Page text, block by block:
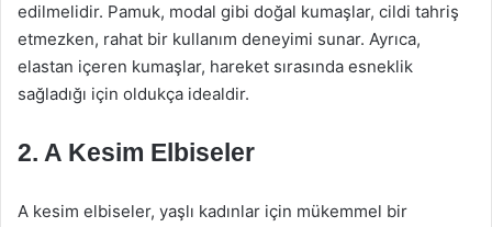
edilmelidir. Pamuk, modal gibi doğal kumaşlar, cildi tahriş
etmezken, rahat bir kullanım deneyimi sunar. Ayrıca,
elastan içeren kumaşlar, hareket sırasında esneklik
sağladığı için oldukça idealdir.
2. A Kesim Elbiseler
A kesim elbiseler, yaşlı kadınlar için mükemmel bir